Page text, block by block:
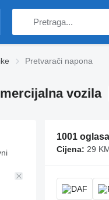
Pretvarači napona
vozila
1001
Cijena: 29